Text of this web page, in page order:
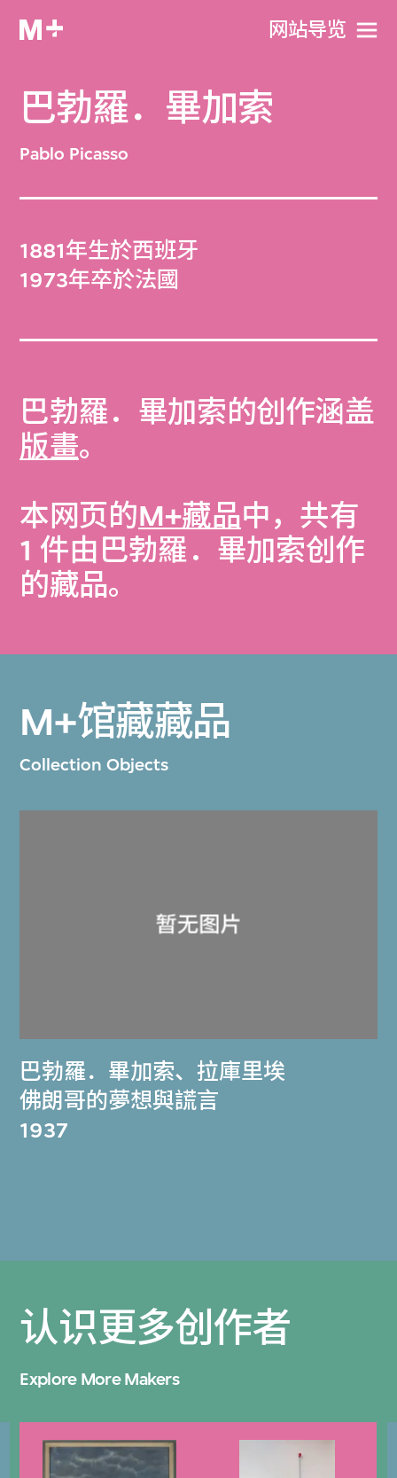
网站导览
巴勃羅．畢加索
Pablo Picasso
1881年生於西班牙
1973年卒於法國
巴勃羅．畢加索的创作涵盖
版畫。
本网页的M+藏品中，共有
1 件由巴勃羅．畢加索创作
的藏品。
M+馆藏藏品
Collection Objects
巴勃羅．畢加索、拉庫里埃
佛朗哥的夢想與謊言
1937
认识更多创作者
Explore More Makers